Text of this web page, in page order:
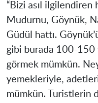
“Bizi asıl ilgilendiren
Mudurnu, Göynük,
Güdül hattı.
gibi burada 100-150
görmek mümkün.
yemekleriyle,
mümkün. Turistlerin